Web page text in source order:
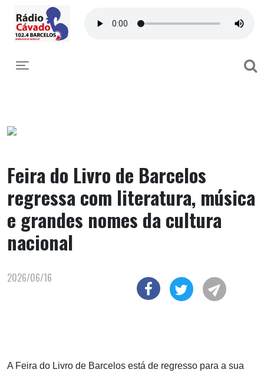
Toggle navigation
Feira do Livro de Barcelos
regressa com literatura, música
e grandes nomes da cultura
nacional
2026/06/16
A Feira do Livro de Barcelos está de regresso para a sua